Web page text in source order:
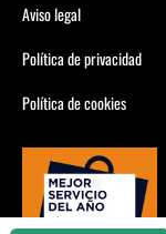
Aviso legal
Política de privacidad
Política de cookies